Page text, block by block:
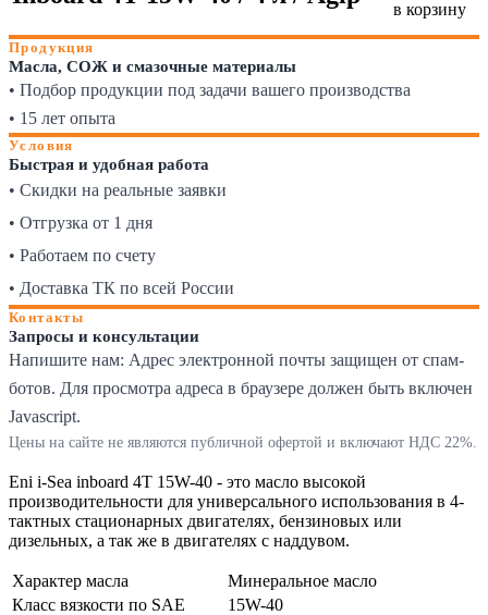
в корзину
Продукция
Масла, СОЖ и смазочные материалы
• Подбор продукции под задачи вашего производства
• 15 лет опыта
Условия
Быстрая и удобная работа
• Скидки на реальные заявки
• Отгрузка от 1 дня
• Работаем по счету
• Доставка ТК по всей России
Контакты
Запросы и консультации
Напишите нам: Адрес электронной почты защищен от спам-
ботов. Для просмотра адреса в браузере должен быть включен
Javascript.
Цены на сайте не являются публичной офертой и включают НДС 22%.
Eni i-Sea inboard 4T 15W-40 - это масло высокой
производительности для универсального использования в 4-
тактных стационарных двигателях, бензиновых или
дизельных, а так же в двигателях с наддувом.
Характер масла
Минеральное масло
Класс вязкости по SAE
15W-40